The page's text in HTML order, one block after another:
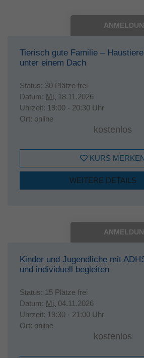
Tierisch gute Familie –
unter einem Dach
Status: 30 Plätze frei
Datum: Mi. 18.11.2026
Uhrzeit: 19:00 - 20:30 Uhr
Ort: online
kostenlos
KURS
WEITERE DETAILS
Kinder und Jugendliche mit
und individuell begleiten
Status: 15 Plätze frei
Datum: Mi. 04.11.2026
Uhrzeit: 19:30 - 21:00 Uhr
Ort: online
kostenlos